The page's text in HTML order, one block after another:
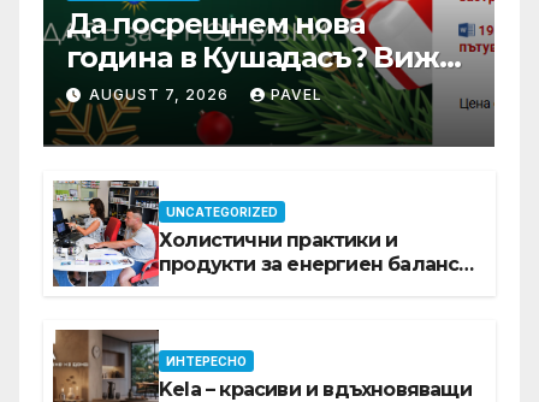
Да посрещнем нова
година в Кушадасъ? Вижте
защо си заслужава …
AUGUST 7, 2026 PAVEL
UNCATEGORIZED
Холистични практики и
продукти за енергиен баланс в
ИНТЕРЕСНО
Kela – красиви и вдъхновяващи